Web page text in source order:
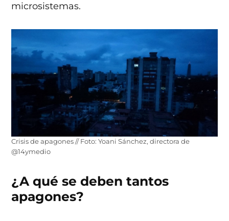
microsistemas.
Crisis de apagones // Foto: Yoani Sánchez, directora de
@14ymedio
¿A qué se deben tantos
apagones?